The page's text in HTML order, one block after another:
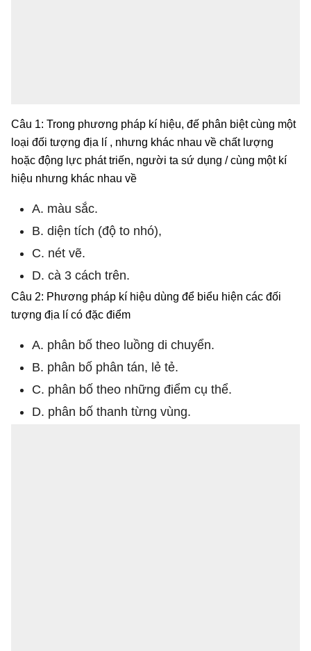
Câu 1: Trong phương pháp kí hiệu, đế phân biệt cùng một
loại đối tượng địa lí , nhưng khác nhau về chất lượng
hoặc động lực phát triến, người ta sứ dụng / cùng một kí
hiệu nhưng khác nhau về
A. màu sắc.
B. diện tích (độ to nhó),
C. nét vẽ.
D. cà 3 cách trên.
Câu 2: Phương pháp kí hiệu dùng để biểu hiện các đối
tượng địa lí có đặc điểm
A. phân bố theo luồng di chuyển.
B. phân bố phân tán, lẻ tẻ.
C. phân bố theo những điểm cụ thể.
D. phân bố thanh từng vùng.